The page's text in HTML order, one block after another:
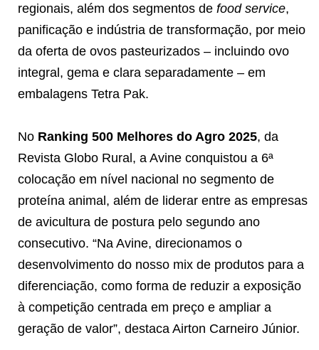
regionais, além dos segmentos de food service,
panificação e indústria de transformação, por meio
da oferta de ovos pasteurizados – incluindo ovo
integral, gema e clara separadamente – em
embalagens Tetra Pak.
No Ranking 500 Melhores do Agro 2025, da
Revista Globo Rural, a Avine conquistou a 6ª
colocação em nível nacional no segmento de
proteína animal, além de liderar entre as empresas
de avicultura de postura pelo segundo ano
consecutivo. “Na Avine, direcionamos o
desenvolvimento do nosso mix de produtos para a
diferenciação, como forma de reduzir a exposição
à competição centrada em preço e ampliar a
geração de valor”, destaca Airton Carneiro Júnior.